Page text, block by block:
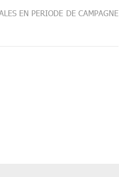
EN PERIODE DE CAMPAGNE